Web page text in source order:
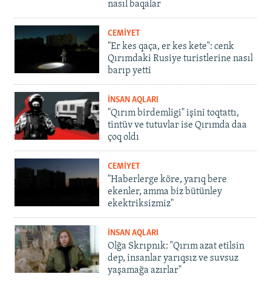
nasıl baqalar
CEMİYET
"Er kes qaça, er kes kete": cenk
Qırımdaki Rusiye turistlerine nasıl
barıp yetti
İNSAN AQLARI
"Qırım birdemligi" işini toqtattı,
tintüv ve tutuvlar ise Qırımda daa
çoq oldı
CEMİYET
"Haberlerge köre, yarıq bere
ekenler, amma biz bütünley
ekektriksizmiz"
İNSAN AQLARI
Olğa Skrıpnık: "Qırım azat etilsin
dep, insanlar yarıqsız ve suvsuz
yaşamağa azırlar"